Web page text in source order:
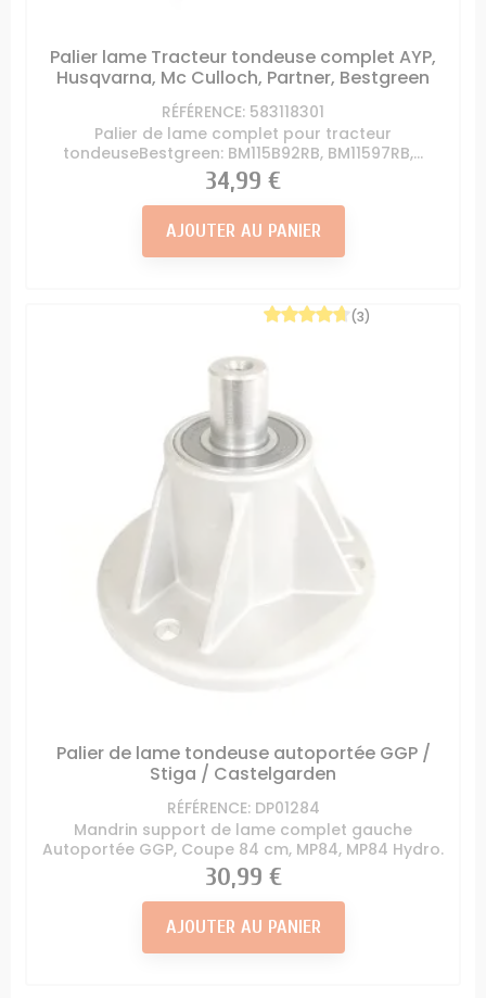
Palier lame Tracteur tondeuse complet AYP,
Husqvarna, Mc Culloch, Partner, Bestgreen
RÉFÉRENCE: 583118301
Palier de lame complet pour tracteur
tondeuseBestgreen: BM115B92RB, BM11597RB,...
Prix
34,99 €
AJOUTER AU PANIER
Palier de lame tondeuse autoportée GGP /
Stiga / Castelgarden
RÉFÉRENCE: DP01284
Mandrin support de lame complet gauche
Autoportée GGP, Coupe 84 cm, MP84, MP84 Hydro.
(3)
Prix
30,99 €
AJOUTER AU PANIER